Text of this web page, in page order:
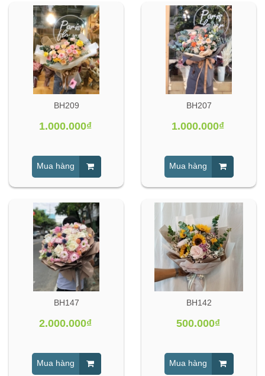
BH209
1.000.000₫
Mua hàng
BH207
1.000.000₫
Mua hàng
BH147
2.000.000₫
Mua hàng
BH142
500.000₫
Mua hàng